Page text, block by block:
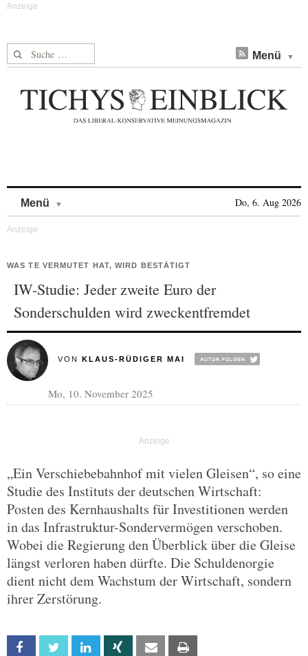
Suche nach: Menü
Menü Do, 6. Aug 2026
WAS TE VERMUTET HAT, WIRD BESTÄTIGT
IW-Studie: Jeder zweite Euro der
Sonderschulden wird zweckentfremdet
VON KLAUS-RÜDIGER MAI
Mo, 10. November 2025
„Ein Verschiebebahnhof mit vielen Gleisen“, so eine
Studie des Instituts der deutschen Wirtschaft:
Posten des Kernhaushalts für Investitionen werden
in das Infrastruktur-Sondervermögen verschoben.
Wobei die Regierung den Überblick über die Gleise
längst verloren haben dürfte. Die Schuldenorgie
dient nicht dem Wachstum der Wirtschaft, sondern
ihrer Zerstörung.
Facebook Twitter Linkedin Xing Email